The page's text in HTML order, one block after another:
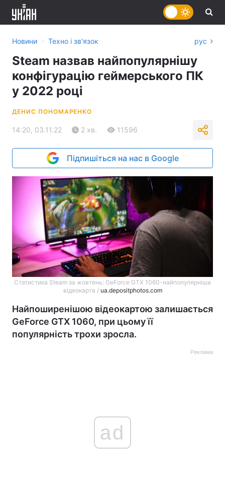
Новини › Техно і зв'язок рус
Steam назвав найпопулярнішу
конфігурацію геймерського ПК
у 2022 році
ДЕНИС ПОНОМАРЕНКО
14:20, 03.11.22 2 хв. 11596
Підпишіться на нас в Google
Статистика Steam за жовтень: GeForce GTX 1060-найпопулярніша
відеокарта / ua.depositphotos.com
Найпоширенішою відеокартою залишається
GeForce GTX 1060, при цьому її
популярність трохи зросла.
Реклама
ad